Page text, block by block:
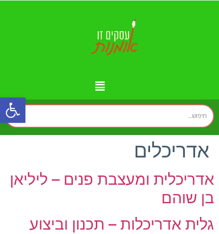
אדריכלים
אדריכלית ומעצבת פנים – ליליאן
בן שוהם
גלית אדריכלות – תכנון וביצוע